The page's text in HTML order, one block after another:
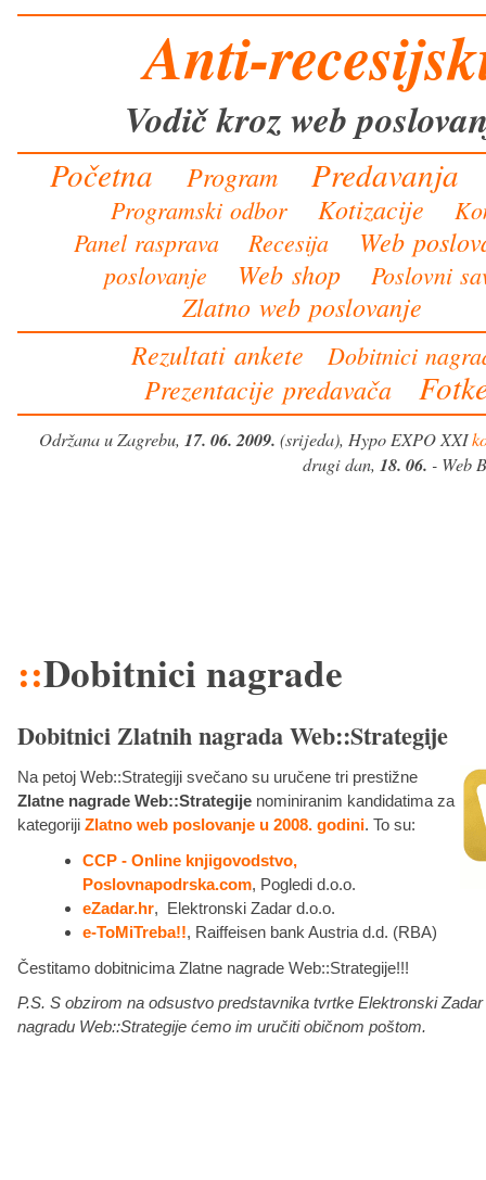
Anti-
Vodič kroz web
Početna Program Predavanja
Programski odbor
Kotizacije
Panel rasprava
Recesija Web
poslovanje Web shop Poslovni
Zlatno web poslovanje
Rezultati ankete
Dobitnici
Prezentacije predavača
Održana u Zagrebu, 17. 06. 2009. (srijeda), Hypo EXPO XXI
drugi dan, 18. 06. - Web
::Dobitnici nagrade
Dobitnici Zlatnih nagrada Web::Strategije
Na petoj Web::Strategiji svečano su uručene tri prestižne
Zlatne nagrade Web::Strategijenominiranim kandidatima za
kategoriji Zlatno web poslovanje u 2008. godini. To su:
CCP - Online knjigovodstvo,
Poslovnapodrska.com, Pogledi d.o.o.
eZadar.hr, Elektronski Zadar d.o.o.
e-ToMiTreba!!, Raiffeisen bank Austria d.d. (RBA)
Čestitamo dobitnicima Zlatne nagrade Web::Strategije!!!
P.S. S obzirom na odsustvo predstavnika tvrtke Elektronski Zadar
nagradu Web::Strategije ćemo im uručiti običnom poštom.